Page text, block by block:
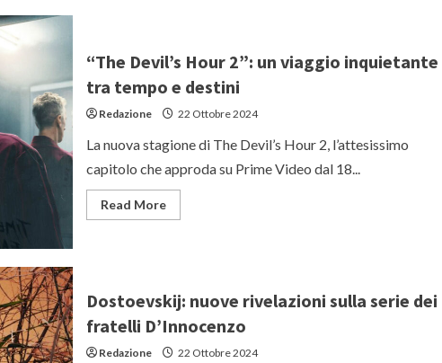
con
Stephen
Amell
e
Driver
“The Devil’s Hour 2”: un viaggio inquietante
tra tempo e destini
Redazione 22 Ottobre 2024
La nuova stagione di The Devil’s Hour 2, l’attesissimo
capitolo che approda su Prime Video dal 18...
Read MoreRead
more
un
viaggio
tra
e
Dostoevskij: nuove rivelazioni sulla serie dei
fratelli D’Innocenzo
Redazione 22 Ottobre 2024